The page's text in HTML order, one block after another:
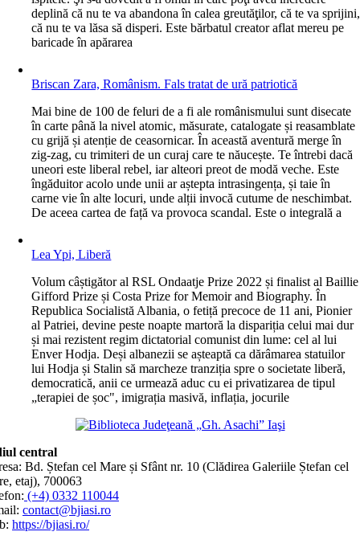
deplină că nu te va abandona în calea greutăţilor, că te va sprijini,
că nu te va lăsa să disperi. Este bărbatul creator aflat mereu pe
baricade în apărarea
Briscan Zara, Românism. Fals tratat de ură patriotică
Mai bine de 100 de feluri de a fi ale românismului sunt disecate
în carte până la nivel atomic, măsurate, catalogate și reasamblate
cu grijă și atenție de ceasornicar. În această aventură merge în
zig-zag, cu trimiteri de un curaj care te năucește. Te întrebi dacă
uneori este liberal rebel, iar alteori preot de modă veche. Este
îngăduitor acolo unde unii ar aștepta intrasingența, și taie în
carne vie în alte locuri, unde alții invocă cutume de neschimbat.
De aceea cartea de față va provoca scandal. Este o integrală a
Lea Ypi, Liberă
Volum câștigător al RSL Ondaatje Prize 2022 și finalist al Baillie
Gifford Prize și Costa Prize for Memoir and Biography. În
Republica Socialistă Albania, o fetiță precoce de 11 ani, Pionier
al Patriei, devine peste noapte martoră la dispariția celui mai dur
și mai rezistent regim dictatorial comunist din lume: cel al lui
Enver Hodja. Deși albanezii se așteaptă ca dărâmarea statuilor
lui Hodja și Stalin să marcheze tranziția spre o societate liberă,
democratică, anii ce urmează aduc cu ei privatizarea de tipul
„terapiei de șoc", imigrația masivă, inflația, jocurile
central
Bd. Ștefan cel Mare și Sfânt nr. 10 (Clădirea Galeriile Ștefan cel
etaj), 700063
(+4) 0332 110044
contact@bjiasi.ro
https://bjiasi.ro/